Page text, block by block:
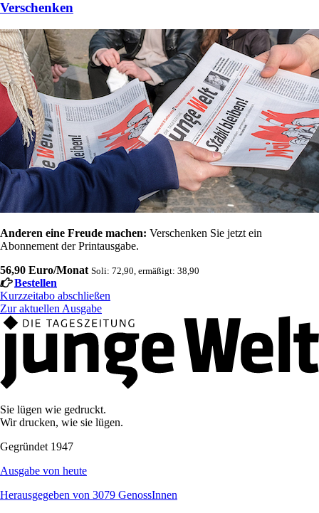
Verschenken
Anderen eine Freude machen: Verschenken Sie jetzt ein
Abonnement der Printausgabe.
56,90 Euro/Monat Soli: 72,90, ermäßigt: 38,90
Bestellen
Kurzzeitabo abschließen
Zur aktuellen Ausgabe
Sie lügen wie gedruckt.
Wir drucken, wie sie lügen.
Gegründet 1947
Ausgabe von heute
Herausgegeben von 3079 GenossInnen